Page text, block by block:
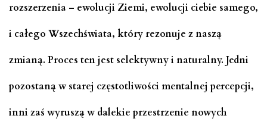
rozszerzenia – ewolucji Ziemi, ewolucji ciebie samego,
i całego Wszechświata, który rezonuje z naszą
zmianą. Proces ten jest selektywny i naturalny. Jedni
pozostaną w starej częstotliwości mentalnej percepcji,
inni zaś wyruszą w dalekie przestrzenie nowych